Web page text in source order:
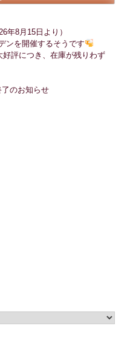
年8月15日より）
ンを開催するそうです
好評につき、在庫が残りわず
のお知らせ